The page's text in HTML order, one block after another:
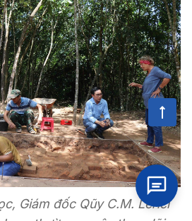
Giám đốc Qũy C.M. Lerici